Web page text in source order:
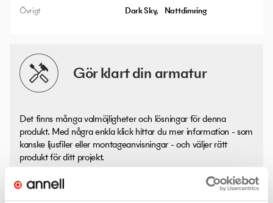
Övrigt
Dark Sky Nattdimring
Gör klart din armatur
Det finns många valmöjligheter och lösningar för denna
produkt. Med några enkla klick hittar du mer information - som
kanske ljusfiler eller montageanvisningar - och väljer rätt
produkt för ditt projekt.
Artelys (Tillverkarens info)